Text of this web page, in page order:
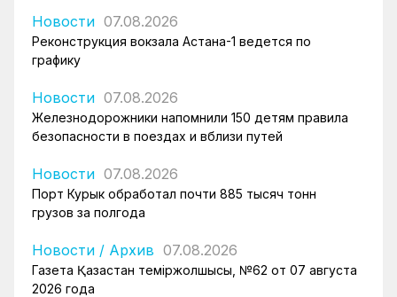
Новости 07.08.2026
Реконструкция вокзала Астана-1 ведется по
графику
Новости 07.08.2026
Железнодорожники напомнили 150 детям правила
безопасности в поездах и вблизи путей
Новости 07.08.2026
Порт Курык обработал почти 885 тысяч тонн
грузов за полгода
Новости / Архив 07.08.2026
Газета Қазақстан теміржолшысы, №62 от 07 августа
2026 года